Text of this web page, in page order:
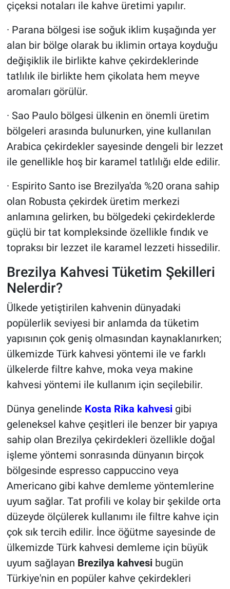
çiçeksi notaları ile kahve üretimi yapılır.
· Parana bölgesi ise soğuk iklim kuşağında yer
alan bir bölge olarak bu iklimin ortaya koyduğu
değişiklik ile birlikte kahve çekirdeklerinde
tatlılık ile birlikte hem çikolata hem meyve
aromaları görülür.
· Sao Paulo bölgesi ülkenin en önemli üretim
bölgeleri arasında bulunurken, yine kullanılan
Arabica çekirdekler sayesinde dengeli bir lezzet
ile genellikle hoş bir karamel tatlılığı elde edilir.
· Espirito Santo ise Brezilya'da %20 orana sahip
olan Robusta çekirdek üretim merkezi
anlamına gelirken, bu bölgedeki çekirdeklerde
güçlü bir tat kompleksinde özellikle fındık ve
topraksı bir lezzet ile karamel lezzeti hissedilir.
Brezilya Kahvesi Tüketim Şekilleri
Nelerdir?
Ülkede yetiştirilen kahvenin dünyadaki
popülerlik seviyesi bir anlamda da tüketim
yapısının çok geniş olmasından kaynaklanırken;
ülkemizde Türk kahvesi yöntemi ile ve farklı
ülkelerde filtre kahve, moka veya makine
kahvesi yöntemi ile kullanım için seçilebilir.
Dünya genelinde Kosta Rika kahvesigibi
geleneksel kahve çeşitleri ile benzer bir yapıya
sahip olan Brezilya çekirdekleri özellikle doğal
işleme yöntemi sonrasında dünyanın birçok
bölgesinde espresso cappuccino veya
Americano gibi kahve demleme yöntemlerine
uyum sağlar. Tat profili ve kolay bir şekilde orta
düzeyde ölçülerek kullanımı ile filtre kahve için
çok sık tercih edilir. İnce öğütme sayesinde de
ülkemizde Türk kahvesi demleme için büyük
uyum sağlayan Brezilya kahvesibugün
Türkiye'nin en popüler kahve çekirdekleri